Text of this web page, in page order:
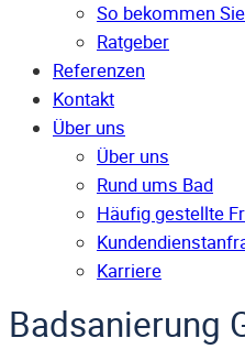
So bekommen
Ratgeber
Referenzen
Kontakt
Über uns
Über uns
Rund ums Bad
Häufig gestellte
Karriere
Badsanierung